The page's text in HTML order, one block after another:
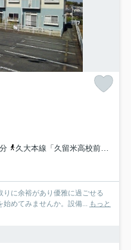
久大本線「久留米高校前」駅 徒歩37分
に余裕があり優雅に過ごせる
めてみませんか。設備... もっと